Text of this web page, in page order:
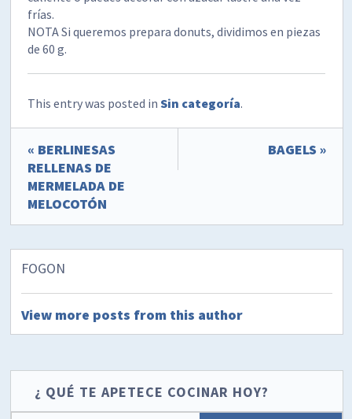
frías.
NOTA Si queremos prepara donuts, dividimos en piezas
de 60 g.
This entry was posted inSin categoría.
« BERLINESAS
RELLENAS DE
MERMELADA DE
MELOCOTÓN
BAGELS »
FOGON
View more posts from this author
¿ QUÉ TE APETECE COCINAR HOY?